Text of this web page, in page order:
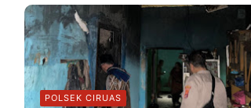
POLSEK CIRUAS